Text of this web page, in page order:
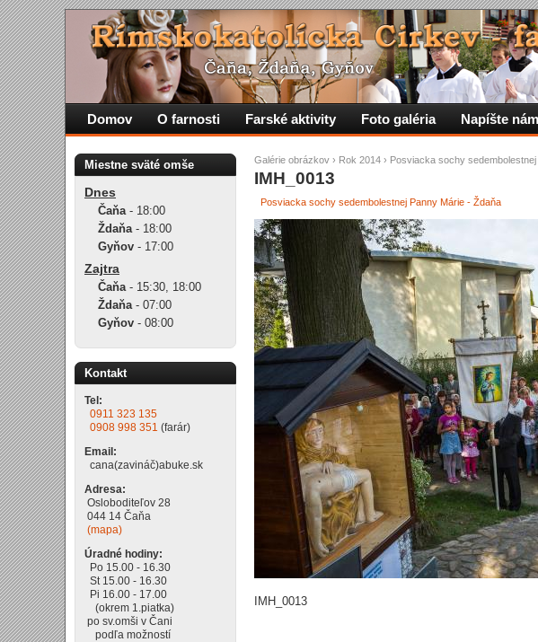
Galérie obrázkov › Rok 2014 › Posviacka sochy
IMH_0013
Posviacka sochy sedembolestnej Panny Márie - Ždaňa
IMH_0013
Domov O farnosti Farské aktivity Foto galéria Napíšte nám
Miestne sväté omše
Dnes
Čaňa- 18:00
Ždaňa- 18:00
Gyňov - 17:00
Zajtra
Čaňa- 15:30, 18:00
Ždaňa- 07:00
Gyňov - 08:00
Kontakt
Tel:
0911 323 135
0908 998 351 (farár)
Email:
cana(zavináč)abuke.sk
Adresa:
Osloboditeľov 28
044 14 Čaňa
(mapa)
Úradné hodiny:
Po 15.00 - 16.30
St 15.00 - 16.30
Pi 16.00 - 17.00
(okrem 1.piatka)
po sv.omši v Čani
podľa možností